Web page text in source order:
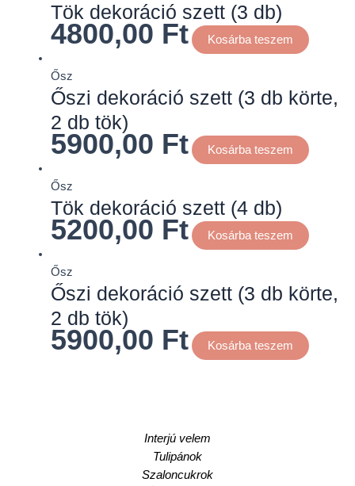
Tök dekoráció szett (3 db)
4800,00 Ft Kosárba teszem
Ősz
Őszi dekoráció szett (3 db körte,
2 db tök)
5900,00 Ft Kosárba teszem
Ősz
Tök dekoráció szett (4 db)
5200,00 Ft Kosárba teszem
Ősz
Őszi dekoráció szett (3 db körte,
2 db tök)
5900,00 Ft Kosárba teszem
Interjú velem
Tulipánok
Szaloncukrok